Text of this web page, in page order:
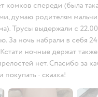
комков спереди (была
думаю родителям
Трусы выдержали с
За ночь набрали в себя
ночные держат
нет. Спасибо за
- сказка!